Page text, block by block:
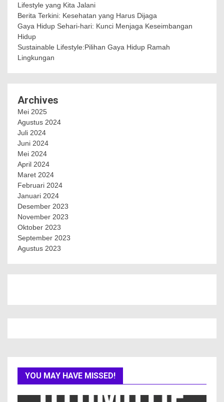
Lifestyle yang Kita Jalani
Berita Terkini: Kesehatan yang Harus Dijaga
Gaya Hidup Sehari-hari: Kunci Menjaga Keseimbangan
Hidup
Sustainable Lifestyle:Pilihan Gaya Hidup Ramah
Lingkungan
Archives
Mei 2025
Agustus 2024
Juli 2024
Juni 2024
Mei 2024
April 2024
Maret 2024
Februari 2024
Januari 2024
Desember 2023
November 2023
Oktober 2023
September 2023
Agustus 2023
YOU MAY HAVE MISSED!